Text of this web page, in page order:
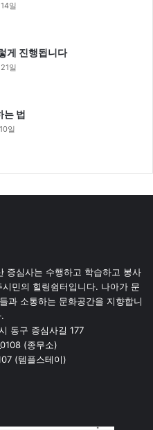
일
게 진행됩니다
일
는 법
일
증심사는 수행하고 학습하고 봉사
민의 힐링쉼터입니다. 나아가 문
과 소통하는 문화공간을 지향합니
동구 증심사길 177
(종무소)
(템플스테이)